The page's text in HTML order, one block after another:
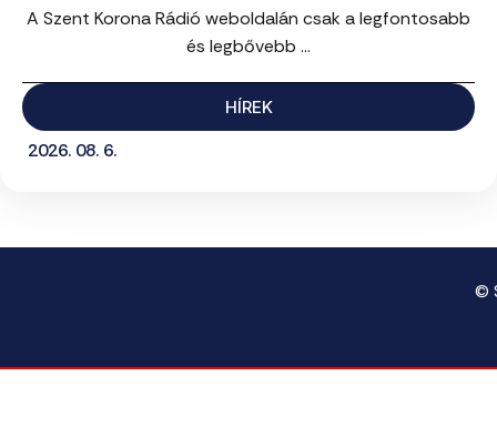
A Szent Korona Rádió weboldalán csak a legfontosabb
és legbővebb ...
HÍREK
2026. 08. 6.
©